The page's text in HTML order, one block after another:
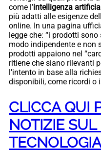
come l’intelligenza
più adatti alle esigenze
online. In una pagina
legge che: “i prodotti
modo indipendente e non
prodotti appaiono nel
ritiene che siano rilevanti
l’intento in base alla
disponibili, come ricordi o
CLICCA QUI
NOTIZIE
TECNOLOGIA